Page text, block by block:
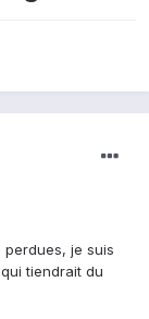
perdues, je suis
tiendrait du